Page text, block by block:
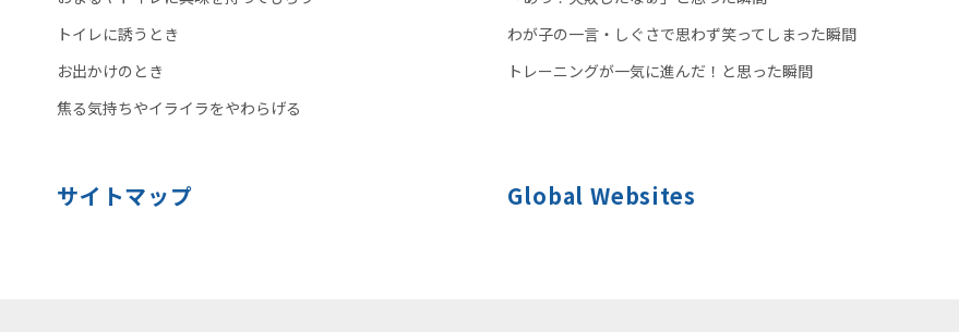
トイレに誘うとき
お出かけのとき
焦る気持ちやイライラをやわらげる
わが子の一言・しぐさで思わず笑ってしまった瞬間
トレーニングが一気に進んだ！と思った瞬間
サイトマップ Global Websites